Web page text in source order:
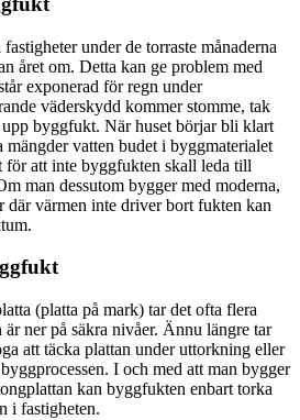
under de torraste månaderna
året om. Detta kan ge problem med
exponerad för regn under
väderskydd kommer stomme, tak
upp byggfukt. När huset börjar bli klart
mängder vatten budet i byggmaterialet
för att inte byggfukten skall leda till
man dessutom bygger med moderna,
värmen inte driver bort fukten kan
(platta på mark) tar det ofta flera
ner på säkra nivåer. Ännu längre tar
att täcka plattan under uttorkning eller
I och med att man bygger
kan byggfukten enbart torka
i fastigheten.